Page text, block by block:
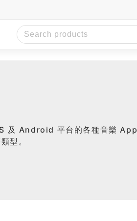
及 Android 平台的各種音樂 App
型。